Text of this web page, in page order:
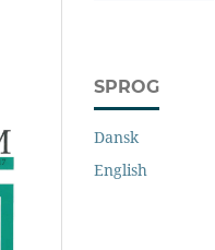
SPROG
Dansk
English